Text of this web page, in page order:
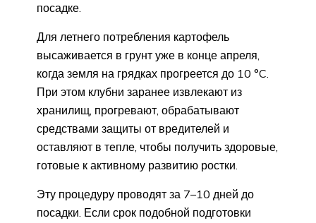
посадке.
Для летнего потребления картофель
высаживается в грунт уже в конце апреля,
когда земля на грядках прогреется до 10 °C.
При этом клубни заранее извлекают из
хранилищ, прогревают, обрабатывают
средствами защиты от вредителей и
оставляют в тепле, чтобы получить здоровые,
готовые к активному развитию ростки.
Эту процедуру проводят за 7–10 дней до
посадки. Если срок подобной подготовки